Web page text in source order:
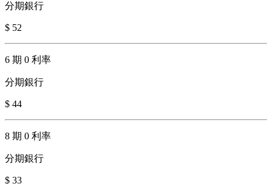
分期銀行
$ 52
6 期 0 利率
分期銀行
$ 44
8 期 0 利率
分期銀行
$ 33